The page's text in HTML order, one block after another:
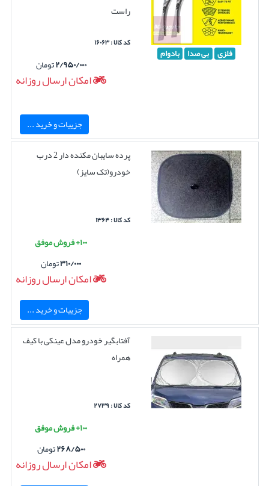
فلزی بی صدا بادوام
راست
کد کالا : ۱۶۰۶۳
۲/۹۵۰/۰۰۰تومان
امکان ارسال روزانه
جزییات و خرید ...
پرده سایبان مکنده دار 2 درب
خودرو(تک سایز)
کد کالا : ۱۳۶۴
۱۰۰+ فروش موفق
۳۱۰/۰۰۰تومان
امکان ارسال روزانه
جزییات و خرید ...
آفتابگیر خودرو مدل عینکی با کیف
همراه
کد کالا : ۲۷۳۹
۱۰۰+ فروش موفق
۲۶۸/۵۰۰تومان
امکان ارسال روزانه